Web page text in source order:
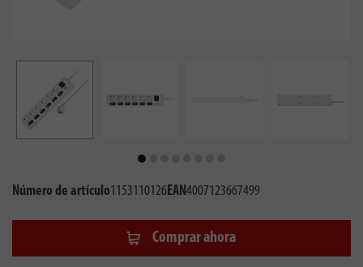
Número de artículo1153110126EAN4007123667499
Comprar ahora